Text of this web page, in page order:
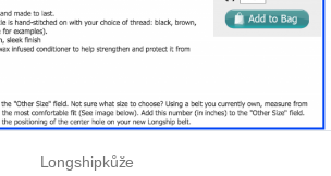
Longshipkůže